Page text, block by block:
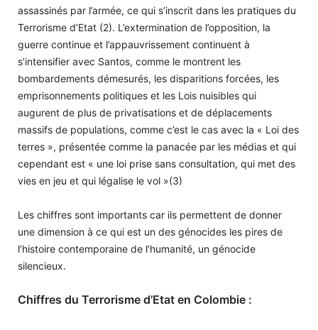
assassinés par l’armée, ce qui s’inscrit dans les pratiques du
Terrorisme d’Etat (2). L’extermination de l’opposition, la
guerre continue et l’appauvrissement continuent à
s’intensifier avec Santos, comme le montrent les
bombardements démesurés, les disparitions forcées, les
emprisonnements politiques et les Lois nuisibles qui
augurent de plus de privatisations et de déplacements
massifs de populations, comme c’est le cas avec la « Loi des
terres », présentée comme la panacée par les médias et qui
cependant est « une loi prise sans consultation, qui met des
vies en jeu et qui légalise le vol »(3)
Les chiffres sont importants car ils permettent de donner
une dimension à ce qui est un des génocides les pires de
l’histoire contemporaine de l’humanité, un génocide
silencieux.
Chiffres du Terrorisme d’Etat en Colombie :